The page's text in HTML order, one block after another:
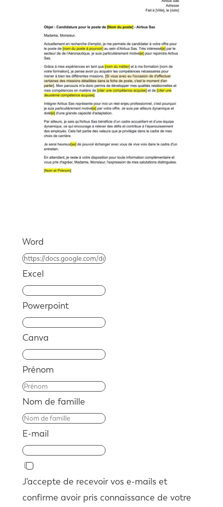
Word
Excel
Powerpoint
Canva
Prénom
Nom de famille
E-mail
J'accepte de recevoir vos e-mails et
confirme avoir pris connaissance de votre